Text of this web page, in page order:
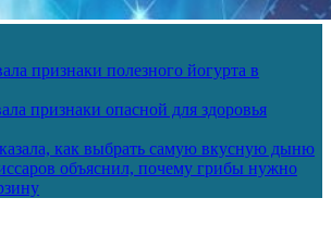
признаки полезного йогурта в
признаки опасной для здоровья
как выбрать самую вкусную дыню
объяснил, почему грибы нужно